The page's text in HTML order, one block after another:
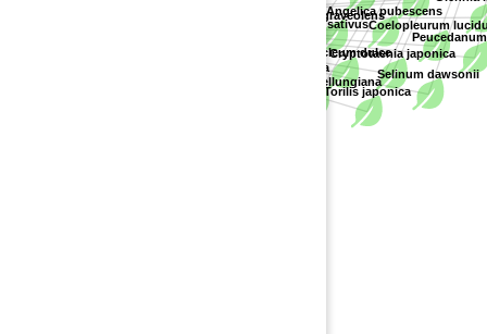
Angelica pubescens
Apium graveolens
Coelopleurum
Cryptotaenia japonica
Daucus carota subsp. sativus
Glehnia
Heracleum dulce
Peucedanum
Pimpinella thellungiana
Selinum dawsonii
Torilis japonica